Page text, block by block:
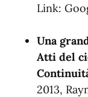
Link:
Una
Atti del
2013,